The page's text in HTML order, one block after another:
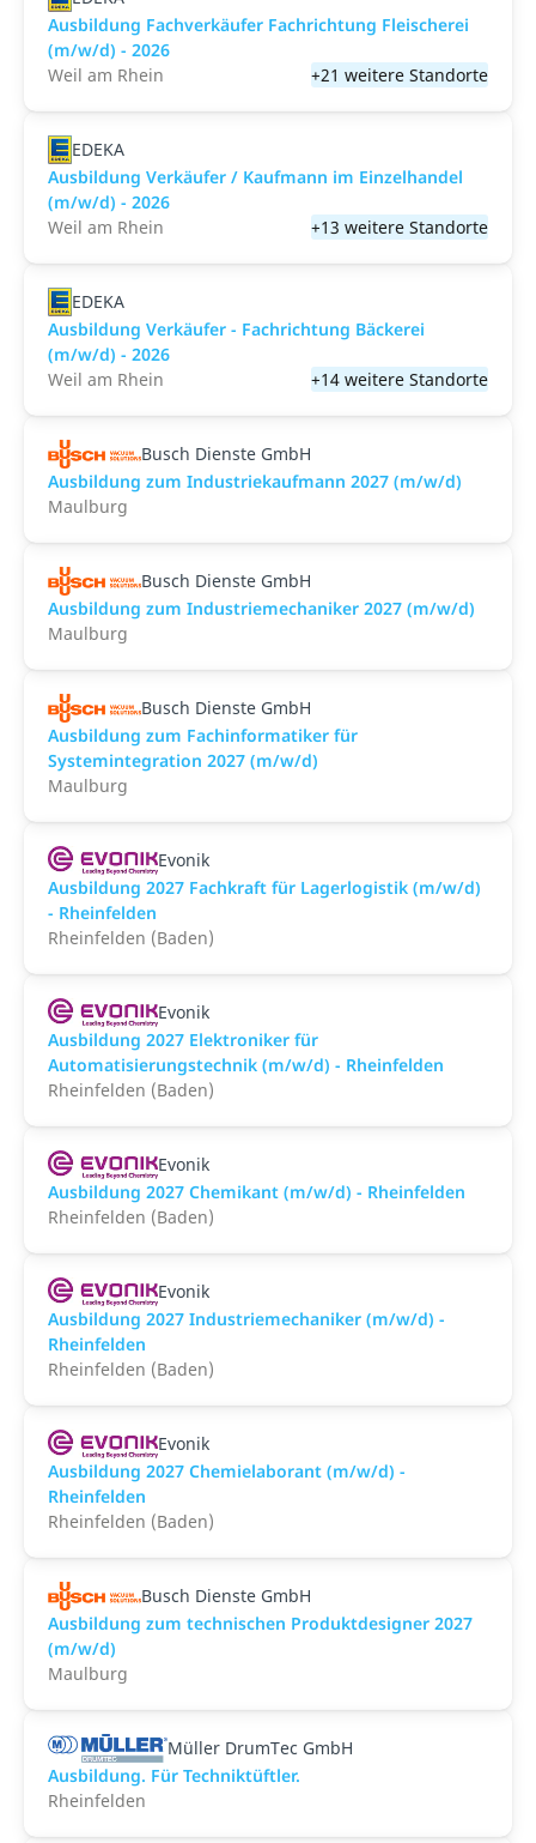
Ausbildung Fachverkäufer Fachrichtung Fleischerei
(m/w/d) - 2026
Weil am Rhein
+21 weitere Standorte
EDEKA
Ausbildung Verkäufer / Kaufmann im Einzelhandel
(m/w/d) - 2026
Weil am Rhein
+13 weitere Standorte
EDEKA
Ausbildung Verkäufer - Fachrichtung Bäckerei
(m/w/d) - 2026
Weil am Rhein
+14 weitere Standorte
Busch Dienste GmbH
Ausbildung zum Industriekaufmann 2027 (m/w/d)
Maulburg
Busch Dienste GmbH
Ausbildung zum Industriemechaniker 2027 (m/w/d)
Maulburg
Busch Dienste GmbH
Ausbildung zum Fachinformatiker für
Systemintegration 2027 (m/w/d)
Maulburg
Evonik
Ausbildung 2027 Fachkraft für Lagerlogistik (m/w/d)
- Rheinfelden
Rheinfelden (Baden)
Evonik
Ausbildung 2027 Elektroniker für
Automatisierungstechnik (m/w/d) - Rheinfelden
Rheinfelden (Baden)
Evonik
Ausbildung 2027 Chemikant (m/w/d) - Rheinfelden
Rheinfelden (Baden)
Evonik
Ausbildung 2027 Industriemechaniker (m/w/d) -
Rheinfelden
Rheinfelden (Baden)
Evonik
Ausbildung 2027 Chemielaborant (m/w/d) -
Rheinfelden
Rheinfelden (Baden)
Busch Dienste GmbH
Ausbildung zum technischen Produktdesigner 2027
(m/w/d)
Maulburg
Müller DrumTec GmbH
Ausbildung. Für Techniktüftler.
Rheinfelden